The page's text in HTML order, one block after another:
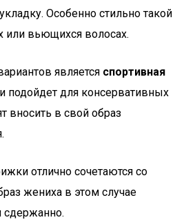
Особенно стильно такой
или вьющихся волосах.
является спортивная
подойдет для консервативных
вносить в свой образ
отлично сочетаются со
жениха в этом случае
сдержанно.